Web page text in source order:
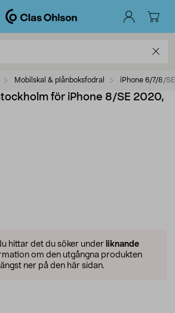
Mobilskal & plånboksfodral iPhone 6/7/8/
för iPhone 8/SE 2020,
hittar det du söker under liknande
om den utgångna produkten
ner på den här sidan.